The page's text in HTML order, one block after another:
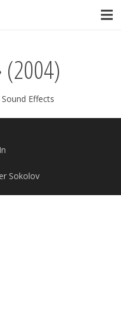
(2004)
Sound Effects
Sokolov